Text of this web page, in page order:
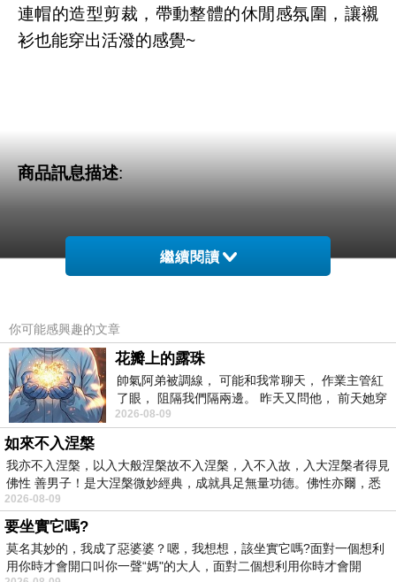
連帽的造型剪裁，帶動整體的休閒感氛圍，讓襯
衫也能穿出活潑的感覺~
商品訊息描述:
OB嚴選-多色系雙口袋連帽襯衫
打造出青春
無敵的活力
繼續閱讀
你可能感興趣的文章
花瓣上的露珠
帥氣阿弟被調線， 可能和我常聊天， 作業主管紅
了眼， 阻隔我們隔兩邊。 昨天又問他， 前天她穿
什麼顏色衣服， 不經
2026-08-09
如來不入涅槃
我亦不入涅槃，以入大般涅槃故不入涅槃，入不入故，入大涅槃者得見
佛性 善男子！是大涅槃微妙經典，成就具足無量功德。佛性亦爾，悉
2026-08-09
要坐實它嗎?
莫名其妙的，我成了惡婆婆？嗯，我想想，該坐實它嗎?面對一個想利
用你時才會開口叫你一聲“媽"的大人，面對二個想利用你時才會開